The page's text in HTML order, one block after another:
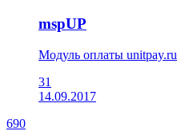
mspUP
Модуль оплаты unitpay.ru
31
14.09.2017
690